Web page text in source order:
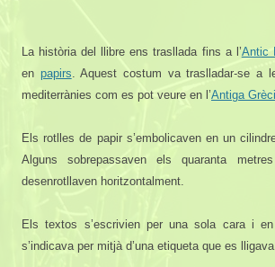
La història del llibre ens trasllada fins a l’Antic
en papirs. Aquest costum va traslladar-se a
mediterrànies com es pot veure en l’Antiga
Els rotlles de papir s’embolicaven en un
Alguns sobrepassaven els quaranta
desenrotllaven horitzontalment.
Els textos s’escrivien per una sola cara i
s’indicava per mitjà d’una etiqueta que es